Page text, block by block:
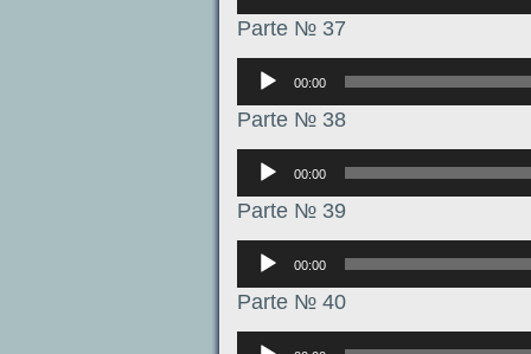
Parte № 37
Аудиоплеер
00:00
Parte № 38
Аудиоплеер
00:00
Parte № 39
Аудиоплеер
00:00
Parte № 40
Аудиоплеер